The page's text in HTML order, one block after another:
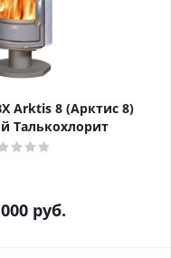
Arktis 8 (Арктис 8)
Талькохлорит
руб.